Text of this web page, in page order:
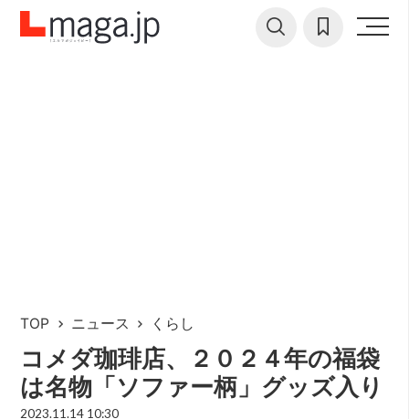
TOP ニュース くらし
コメダ珈琲店、２０２４年の福袋
は名物「ソファー柄」グッズ入り
2023.11.14 10:30